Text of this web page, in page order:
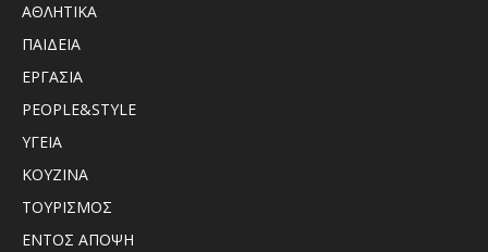
ΑΘΛΗΤΙΚΑ
ΠΑΙΔΕΙΑ
ΕΡΓΑΣΙΑ
PEOPLE&STYLE
ΥΓΕΙΑ
ΚΟΥΖΙΝΑ
ΤΟΥΡΙΣΜΟΣ
ΕΝΤΟΣ ΑΠΟΨΗ